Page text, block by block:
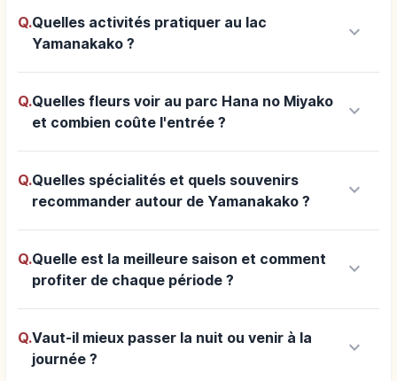
Q.Quelles activités pratiquer au lac
Yamanakako ?
keyboard_arrow_down
Q.Quelles fleurs voir au parc Hana no Miyako
et combien coûte l'entrée ?
keyboard_arrow_down
Q.Quelles spécialités et quels souvenirs
recommander autour de Yamanakako ?
keyboard_arrow_down
Q.Quelle est la meilleure saison et comment
profiter de chaque période ?
keyboard_arrow_down
Q.Vaut-il mieux passer la nuit ou venir à la
journée ?
keyboard_arrow_down